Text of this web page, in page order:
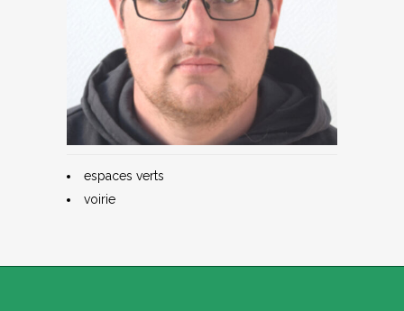
espaces verts
voirie